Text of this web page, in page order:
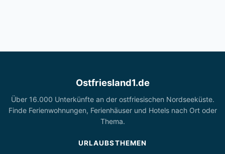
Ostfriesland1.de
Über 16.000 Unterkünfte an der ostfriesischen Nordseeküste.
Finde Ferienwohnungen, Ferienhäuser und Hotels nach Ort oder
Thema.
URLAUBSTHEMEN